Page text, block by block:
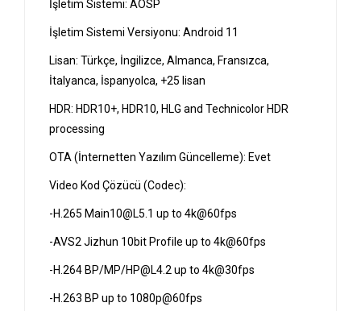
İşletim Sistemi: AOSP
İşletim Sistemi Versiyonu: Android 11
Lisan: Türkçe, İngilizce, Almanca, Fransızca,
İtalyanca, İspanyolca, +25 lisan
HDR: HDR10+, HDR10, HLG and Technicolor HDR
processing
OTA (İnternetten Yazılım Güncelleme): Evet
Video Kod Çözücü (Codec):
-H.265 Main10@L5.1 up to 4k@60fps
-AVS2 Jizhun 10bit Profile up to 4k@60fps
-H.264 BP/MP/HP@L4.2 up to 4k@30fps
-H.263 BP up to 1080p@60fps